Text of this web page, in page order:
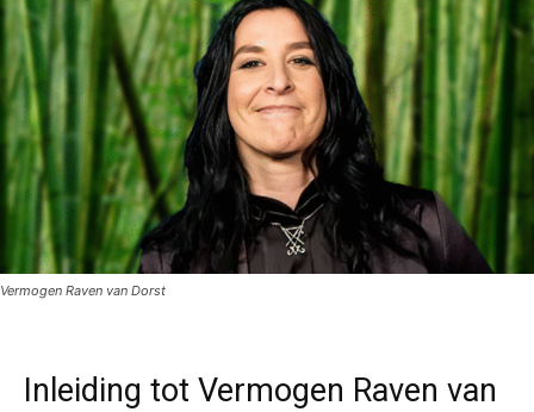
Vermogen Raven van Dorst
Inleiding tot Vermogen Raven van